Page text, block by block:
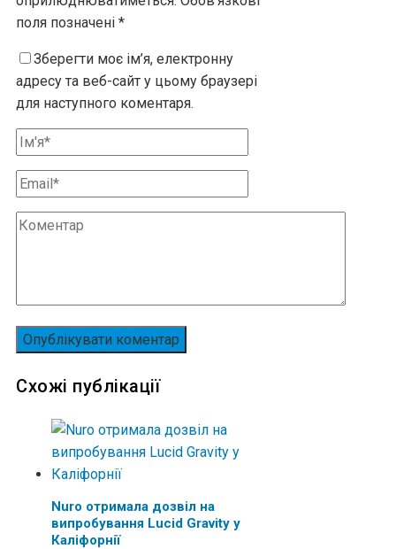
поля позначені *
Зберегти моє ім’я, електронну
адресу та веб-сайт у цьому браузері
для наступного коментаря.
Схожі публікації
Nuro отримала дозвіл на
випробування Lucid Gravity у
Каліфорнії